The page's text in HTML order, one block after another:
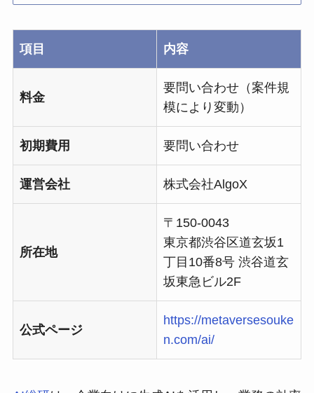
項目 内容
料金
要問い合わせ（案件規
模により変動）
初期費用 要問い合わせ
運営会社 株式会社AlgoX
所在地
〒150-0043
東京都渋谷区道玄坂1
丁目10番8号 渋谷道玄
坂東急ビル2F
公式ページ
https://metaversesouke
n.com/ai/